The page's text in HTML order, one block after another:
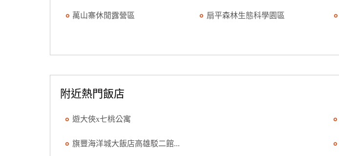
萬山寨休閒露營區 扇平森林生態科學園區
附近熱門飯店
遊大俠x七桃公寓
旗豐海洋城大飯店高雄駁二館...